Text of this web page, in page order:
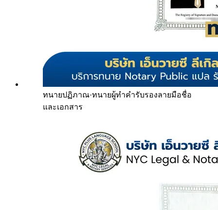
ทนายปฏิภาณ·ทนายผู้ทำคำรับรองลายมือชื่อ
และเอกสาร